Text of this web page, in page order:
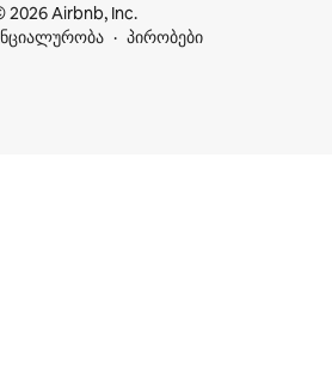
2026 Airbnb, Inc.
პირობები